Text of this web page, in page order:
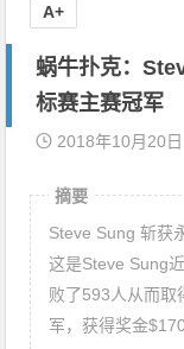
蜗牛扑克：
标赛主赛冠军
2018年10月20日
摘要
Steve Sung 斩获
这是Steve Sung
败了593人从而取
军，获得奖金
A+